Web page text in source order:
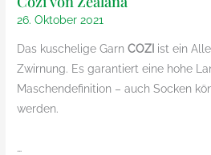
26. Oktober 2021
Das kuschelige GarnCOZI ist ein
Zwirnung. Es garantiert eine hohe
Maschendefinition – auch Socken
werden.
…